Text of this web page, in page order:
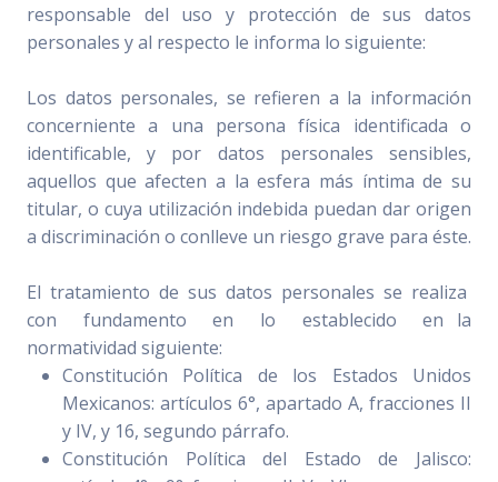
responsable del uso y protección de sus datos
personales y al respecto le informa lo siguiente:
Los datos personales, se refieren a la información
concerniente a una persona física identificada o
identificable, y por datos personales sensibles,
aquellos que afecten a la esfera más íntima de su
titular, o cuya utilización indebida puedan dar origen
a discriminación o conlleve un riesgo grave para éste.
El tratamiento de sus datos personales se realiza
con fundamento en lo establecido en la
normatividad siguiente:
Constitución Política de los Estados Unidos
Mexicanos: artículos 6°, apartado A, fracciones II
y IV, y 16, segundo párrafo.
Constitución Política del Estado de Jalisco: